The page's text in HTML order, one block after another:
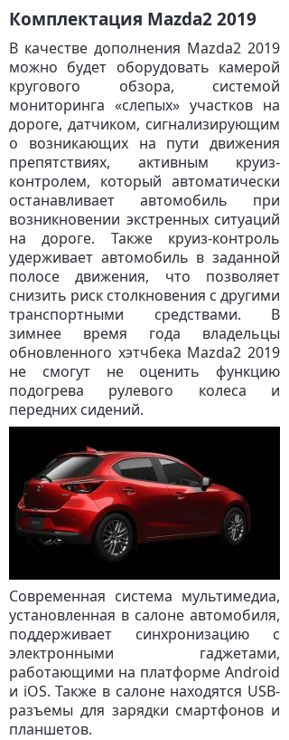
Комплектация Mazda2 2019
В качестве дополнения Mazda2 2019
можно будет оборудовать камерой
кругового обзора, системой
мониторинга «слепых» участков на
дороге, датчиком, сигнализирующим
о возникающих на пути движения
препятствиях, активным круиз-
контролем, который автоматически
останавливает автомобиль при
возникновении экстренных ситуаций
на дороге. Также круиз-контроль
удерживает автомобиль в заданной
полосе движения, что позволяет
снизить риск столкновения с другими
транспортными средствами. В
зимнее время года владельцы
обновленного хэтчбека Mazda2 2019
не смогут не оценить функцию
подогрева рулевого колеса и
передних сидений.
Современная система мультимедиа,
установленная в салоне автомобиля,
поддерживает синхронизацию с
электронными гаджетами,
работающими на платформе Android
и iOS. Также в салоне находятся USB-
разъемы для зарядки смартфонов и
планшетов.